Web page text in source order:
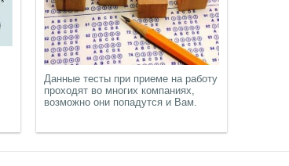
Данные тесты при приеме на работу
проходят во многих компаниях,
возможно они попадутся и Вам.